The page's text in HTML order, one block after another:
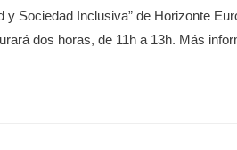
Sociedad Inclusiva” de Horizonte
dos horas, de 11h a 13h. Más